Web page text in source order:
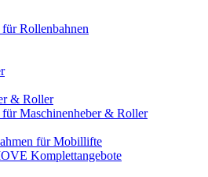
Rollenbahnen
& Roller
für Maschinenheber & Roller
für Mobillifte
Komplettangebote